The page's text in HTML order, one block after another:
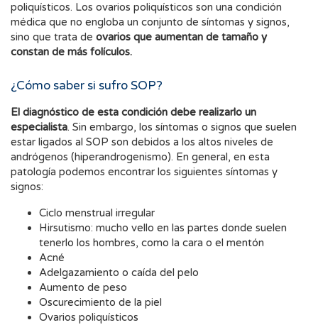
poliquísticos. Los ovarios poliquísticos son una condición
médica que no engloba un conjunto de síntomas y signos,
sino que trata de ovarios que aumentan de tamaño y
constan de más folículos.
¿Cómo saber si sufro SOP?
El diagnóstico de esta condición debe realizarlo un
especialista. Sin embargo, los síntomas o signos que suelen
estar ligados al SOP son debidos a los altos niveles de
andrógenos (hiperandrogenismo). En general, en esta
patología podemos encontrar los siguientes síntomas y
signos:
Ciclo menstrual irregular
Hirsutismo: mucho vello en las partes donde suelen
tenerlo los hombres, como la cara o el mentón
Acné
Adelgazamiento o caída del pelo
Aumento de peso
Oscurecimiento de la piel
Ovarios poliquísticos